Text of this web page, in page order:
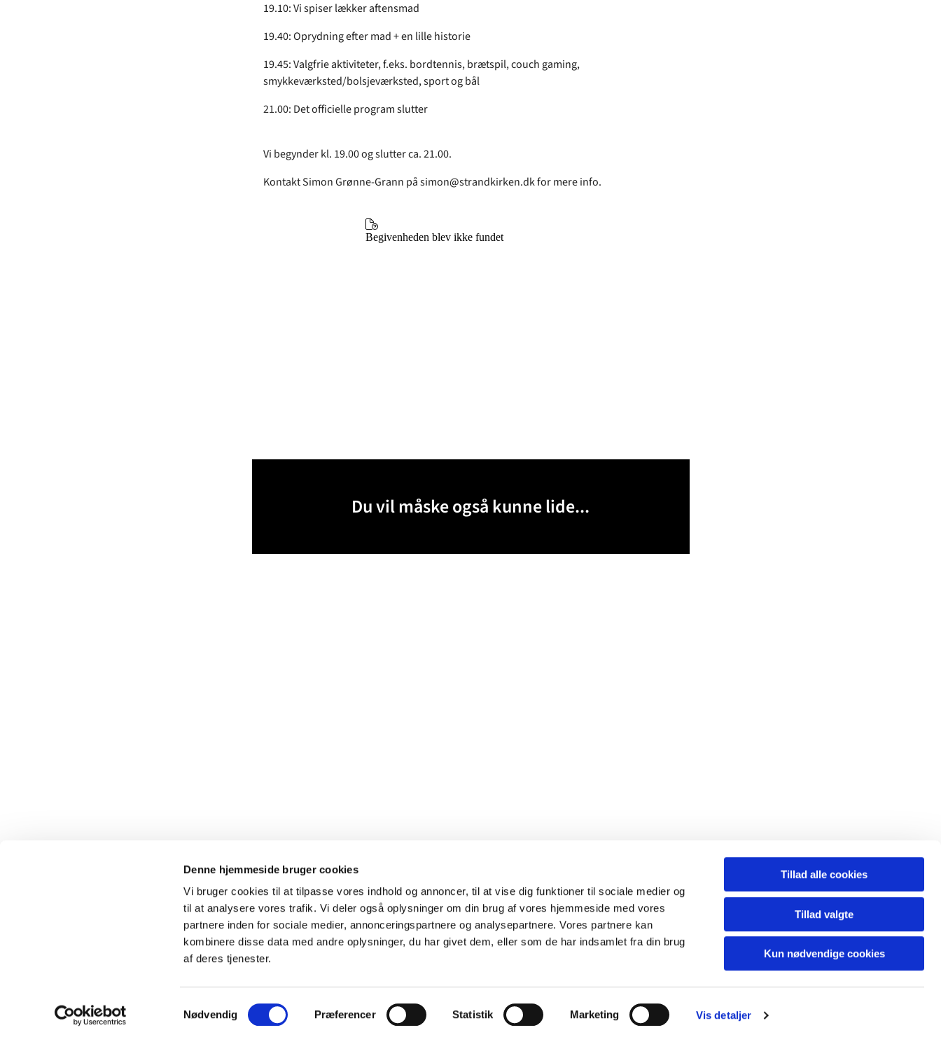
Denne hjemmeside bruger cookies
Vi bruger cookies til at tilpasse vores indhold og annoncer, til at vise dig funktioner til sociale medier og
til at analysere vores trafik. Vi deler også oplysninger om din brug af vores hjemmeside med vores
partnere inden for sociale medier, annonceringspartnere og analysepartnere. Vores partnere kan
kombinere disse data med andre oplysninger, du har givet dem, eller som de har indsamlet fra din brug
af deres tjenester.
a
Nødvendig Præferencer Statistik Marketing Vis detaljer
Tillad alle cookies
Tillad valgte
Kun nødvendige cookies
19.10: Vi spiser lækker aftensmad
19.40: Oprydning efter mad + en lille historie
19.45: Valgfrie aktiviteter, f.eks. bordtennis, brætspil, couch gaming,
smykkeværksted/bolsjeværksted, sport og bål
21.00: Det officielle program slutter
Vi begynder kl. 19.00 og slutter ca. 21.00.
Kontakt Simon Grønne-Grann på simon@strandkirken.dk for mere info.
Du vil måske også kunne lide...
Strandkirken
· Karlslunde Strandkirke, Karlslunde Mosevej 3, 2690 Karlslunde - CVR.nr: 8334 5012
Telefon nummer.: 4615 0178
E-mail adresse: kontakt@strandkirken.dk